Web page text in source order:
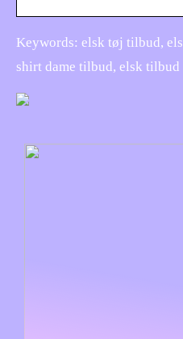
Keywords: elsk tøj tilbud,
shirt dame tilbud, elsk tilbud